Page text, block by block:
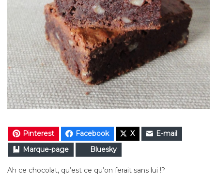
Pinterest Facebook X
E-mail
Marque-page
Bluesky
Ah ce chocolat, qu’est ce qu’on ferait sans lui !?